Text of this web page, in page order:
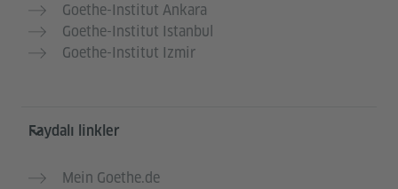
Goethe-Institut Ankara
Goethe-Institut Istanbul
Goethe-Institut Izmir
Faydalı linkler
Mein Goethe.de